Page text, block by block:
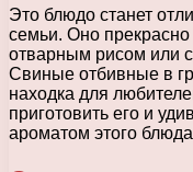
Это блюдо станет
семьи. Оно
отварным рисом или
Свиные отбивные в
находка для
приготовить его и
ароматом этого